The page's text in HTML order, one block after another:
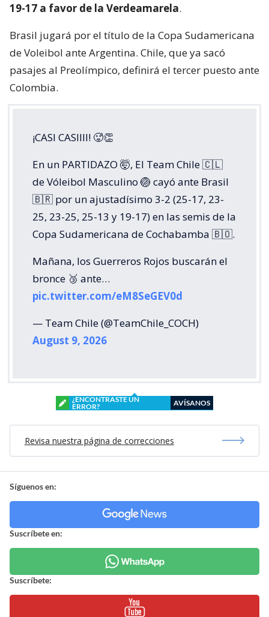
19-17 a favor de la Verdeamarela.
Brasil jugará por el título de la Copa Sudamericana
de Voleibol ante Argentina. Chile, que ya sacó
pasajes al Preolímpico, definirá el tercer puesto ante
Colombia.
¡CASI CASIIII! 🥵👏
En un PARTIDAZO 🤯, El Team Chile 🇨🇱
de Vóleibol Masculino 🏐 cayó ante Brasil
🇧🇷 por un ajustadísimo 3-2 (25-17, 23-
25, 23-25, 25-13 y 19-17) en las semis de la
Copa Sudamericana de Cochabamba 🇧🇴.
Mañana, los Guerreros Rojos buscarán el
bronce 🥉 ante…
pic.twitter.com/eM8SeGEV0d
— Team Chile (@TeamChile_COCH)
August 9, 2026
¿ENCONTRASTE UN
ERROR?
AVÍSANOS
Revisa nuestra página de correcciones
Síguenos en:
Suscríbete en:
Suscríbete: